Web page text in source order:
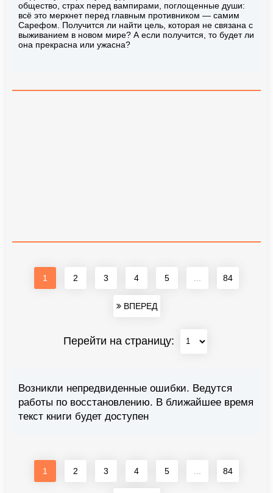
общество, страх перед вампирами, поглощенные души:
всё это меркнет перед главным противником — самим
Сарефом. Получится ли найти цель, которая не связана с
выживанием в новом мире? А если получится, то будет ли
она прекрасна или ужасна?
1 2 3 4 5 84
ВПЕРЕД
Перейти на страницу:
Возникли непредвиденные ошибки. Ведутся
работы по восстановлению. В ближайшее время
текст книги будет доступен
1 2 3 4 5 84